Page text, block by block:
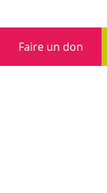
Faire un don